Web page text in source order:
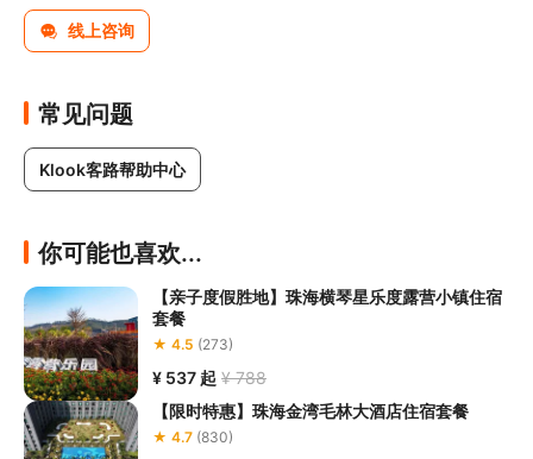
线上咨询
常见问题
Klook客路帮助中心
你可能也喜欢...
【亲子度假胜地】珠海横琴星乐度露营小镇住宿
套餐
★ 4.5 (273)
¥ 537 起 ¥ 788
【限时特惠】珠海金湾毛林大酒店住宿套餐
★ 4.7 (830)